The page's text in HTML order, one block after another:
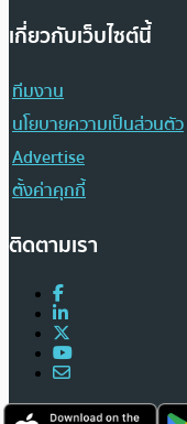
เกี่ยวกับเว็บไซต์นี้
ทีมงาน
นโยบายความเป็นส่วนตัว
Advertise
ตั้งค่าคุกกี้
ติดตามเรา